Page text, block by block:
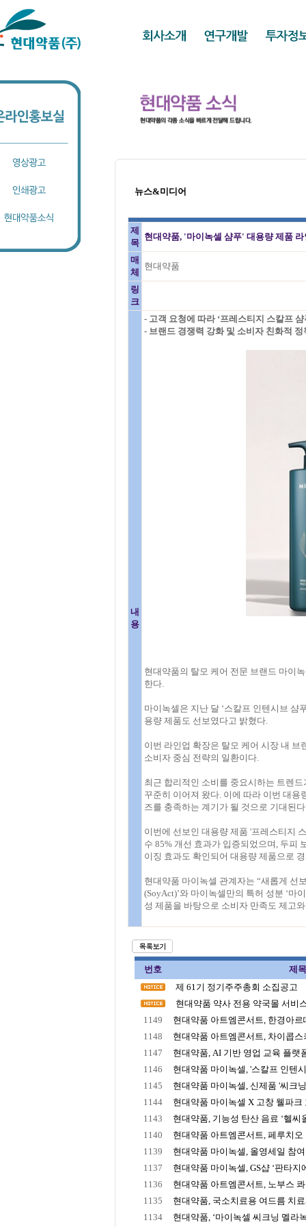
뉴스&미디어
제
목
현대약품, '마이녹셀 샴푸' 대용량 제품 라
매
체
현대약품
링
크
내
용
- 고객 요청에 따라 ‘프레스티지 스칼프
- 브랜드 경쟁력 강화 및 소비자 친화적
현대약품의 탈모 케어 전문 브랜드 마이
한다.
마이녹셀은 지난 달 ‘스칼프 인텐시브 샴
용량 제품도 선보였다고 밝혔다.
이번 라인업 확장은 탈모 케어 시장 내
소비자 중심 전략의 일환이다.
최근 합리적인 소비를 중요시하는 트렌
꾸준히 이어져 왔다. 이에 따라 이번 대
즈를 충족하는 계기가 될 것으로 기대된
이번에 선보인 대용량 제품 '프레스티지
수 85% 개선 효과가 입증되었으며, 두피
이징 효과도 확인되어 대용량 제품으로
현대약품 마이녹셀 관계자는 “새롭게 선
(SoyAct)’와 마이녹셀만의 특허 성분 ‘마
성 제품을 바탕으로 소비자 만족도 제고
번호
제목
제 61기 정기주주총회 소집공고
현대약품 약사 전용 약국몰 서비
1149
현대약품 아트엠콘서트, 한경아르
1148
현대약품 아트엠콘서트, 차이콥스
1147
현대약품, AI 기반 영업 교육 플랫
1146
현대약품 마이녹셀, '스칼프 인텐
1145
현대약품 마이녹셀, 신제품 '씨크
1144
현대약품 마이녹셀 X 고창 웰파크
1143
현대약품, 기능성 탄산 음료 ‘헬씨
1140
현대약품 아트엠콘서트, 페루치오
1139
현대약품 마이녹셀, 올영세일 참
1137
현대약품 마이녹셀, GS샵 ‘판타지
1136
현대약품 아트엠콘서트, 노부스
1135
현대약품, 국소치료용 여드름 치
1134
현대약품, ‘마이녹셀 씨크닝 멜라